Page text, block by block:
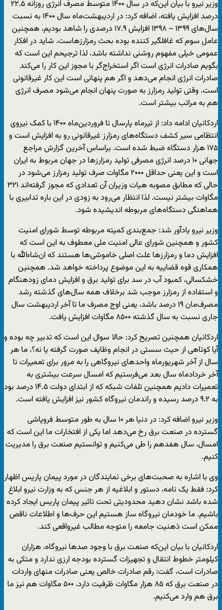
وزیر نیرو با بیان این‌که در سال ۱۴۰۰ متوسط مصرف انرژی روزانه ۲۲.۵
درصد افزایش یافته، اضافه کرد: در اردیبهشت‌ماه سال ۱۴۰۰ به نسبت
سال‌های ۱۳۹۹ – ۱۳۹۸ افزایش ۱۷.۹ درصدی را شاهد بودیم، همچنین
عامل سوم که غافلگیر کننده بوده بحث رمزارزهاست. شاید در افکار
عمومی خیلی مفهوم روشنی نداشته باشد، لذا ترجیحم این است که
بگویم صادرات انرژی است اگر استخراج‌گر با مجوز این کار را می‌کند
صادرات انرژی انجام می‌دهد و اگر هم پنهانی است این کار غیرقانونی
است. وقتی تولید رمزارز به صورت پنهان انجام می‌شود مصرف انرژی
هم به مراتب بیشتر است.
اردکانیان ادامه داد: از تیرماه پارسال تا فروردین‌ماه ۱۴۰۰ با کمک نیروی
انتظامی سیر کشف دستگاه‌های رمزارز غیرقانونی رو به افزایش است و
۱۷۵ هزار دستگاه ضبط شده است. براساس آخرین گزارش مراجع
جهانی ۱۰ درصد انرژی مصرفی تولید رمزارزها در جهان مربوط به ایران
است و این یعنی حداقل ۲۰۰۰ مگاوات صرف تولید رمزارز می‌شود در
حالی که مطابق مصوبه هیات وزیران آن تعدادی که مجوز گرفته‌اند ۳۲۱
مگاوات بیشتر نیست. لذا انتظار می‌رود به زودی در این باره تدابیری با
هماهنگی‌ دستگاه‌های مربوطه اندیشیده شود.
وزیر نیرو یادآور شد: جمع‌بندی کمیته مربوطه توسط شورای امنیت
کشور و همچنین شورای عالی امنیت ملی معطوف به این است که
افزایش دما و رمزارزها علت اصلی خاموشی‌ها هستند که ان‌شاءالله با
همکاری قوه قضاییه به این موضوع پرداخته خواهد شد. همچنین
خشکسالی، کمبود آب در سد برای تولید برق و افزایش‌ دمای زودهنگام
و استفاده از رمزارز موجب شد برخلاف همه سال‌های گذشته رشد
مصرف‌مان ۱۹ درصد باشد، یعنی اوج مصرف ما تا آخر اردیبهشت‌ سال
جاری نسبت به سال گذشته ۸۵۰۰ مگاوات افزایش یافت.
اردکانیان همچنین تصریح کرد: حالا سوال این است که تدبیر چه بوده و
آیا کوتاهی از حیث سستی در انجام وظایف صورت گرفته یا نه؟، ما هر
سال از آخر شهریورماه واحدهای نیروگاهی را به مرور برای تعمیرات تا
آخر خردادماه سال بعد می‌فرستیم که امسال سرعت بیشتری به
تعمیرات دادیم همچنین تلفات شبکه که از ابتدای دولت ۱۴.۵ درصد بود
به ۹.۲ درصد رسیده و راندمان نیروگاه کشور نیز افزایش یافته است.
وزیر نیرو اضافه کرد: در دنیا هر ۱۰ سال به طور متوسط فروپاشی
گسترده در صنعت برق رخ می‌دهد اما یکی از افتخارات ما این است که
امسال، سال هفدهم را طی می‌کنیم و توانستیم صنعت برق را مدیریت
کنیم.
وی با اشاره به صحبت‌های برخی نمایندگان در مورد پیمان پاریس اظهار
کرد: فقط یک نامه، دستور و ابلاغیه از هر جنس که به وزارت نیرو ابلاغ
شده باشد نشان دهید محدودیتی تحت تاثیر پیمان پاریس ایجاد کرده
باشیم. ما خودمان نیروگاه ساز هستیم این حرف‌ها و اطلاعات ناقص
ممکن است ذهنیت جامعه را متوجه مطالب غیرواقعی کند.
اردکانیان با بیان این‌که صنعت برق با وجود صدها نیروگاه، هزاران
کیلومتر خطوط انتقال و تجهیزات گسترده بودجه ارزی ندارد و متکی به
صادرات است، گفت: رقم صادرات خالص یعنی صادرات منهای واردات
در صنعت برق که ۸۵ هزار مگاوات ظرفیت دارد، ۵۰۰ مگاوات هم نیز ما
برق هم وارد می‌کنیم.